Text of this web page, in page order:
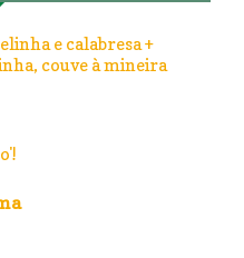
e calabresa +
couve à mineira